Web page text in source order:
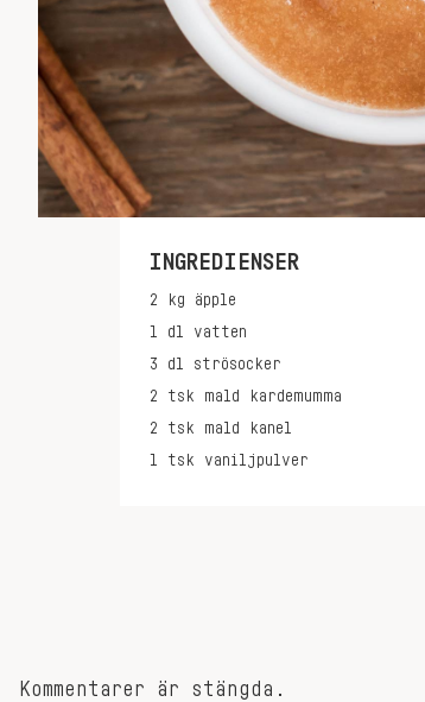
INGREDIENSER
2 kg
äpple
1 dl
vatten
3 dl
strösocker
2 tsk
mald kardemumma
2 tsk
mald kanel
1 tsk vaniljpulver
Kommentarer är stängda.